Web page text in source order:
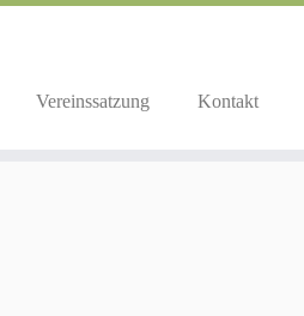
Vereinssatzung Kontakt